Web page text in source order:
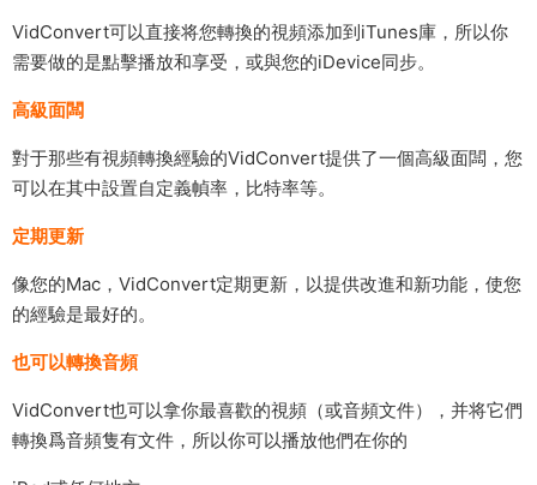
VidConvert可以直接将您轉換的視頻添加到iTunes庫，所以你
需要做的是點擊播放和享受，或與您的iDevice同步。
高級面闆
對于那些有視頻轉換經驗的VidConvert提供了一個高級面闆，您
可以在其中設置自定義幀率，比特率等。
定期更新
像您的Mac，VidConvert定期更新，以提供改進和新功能，使您
的經驗是最好的。
也可以轉換音頻
VidConvert也可以拿你最喜歡的視頻（或音頻文件），并将它們
轉換爲音頻隻有文件，所以你可以播放他們在你的